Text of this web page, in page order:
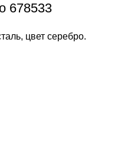
678533
цвет серебро.